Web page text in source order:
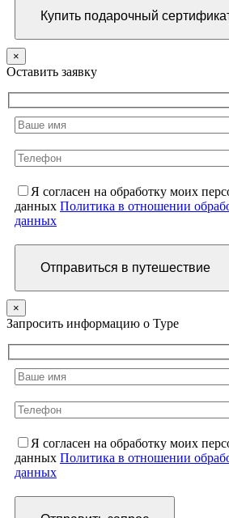
×
Оставить заявку
Я согласен на обработку моих
данных Политика в отношении
данных
×
Запросить информацию о Туре
Я согласен на обработку моих
данных Политика в отношении
данных